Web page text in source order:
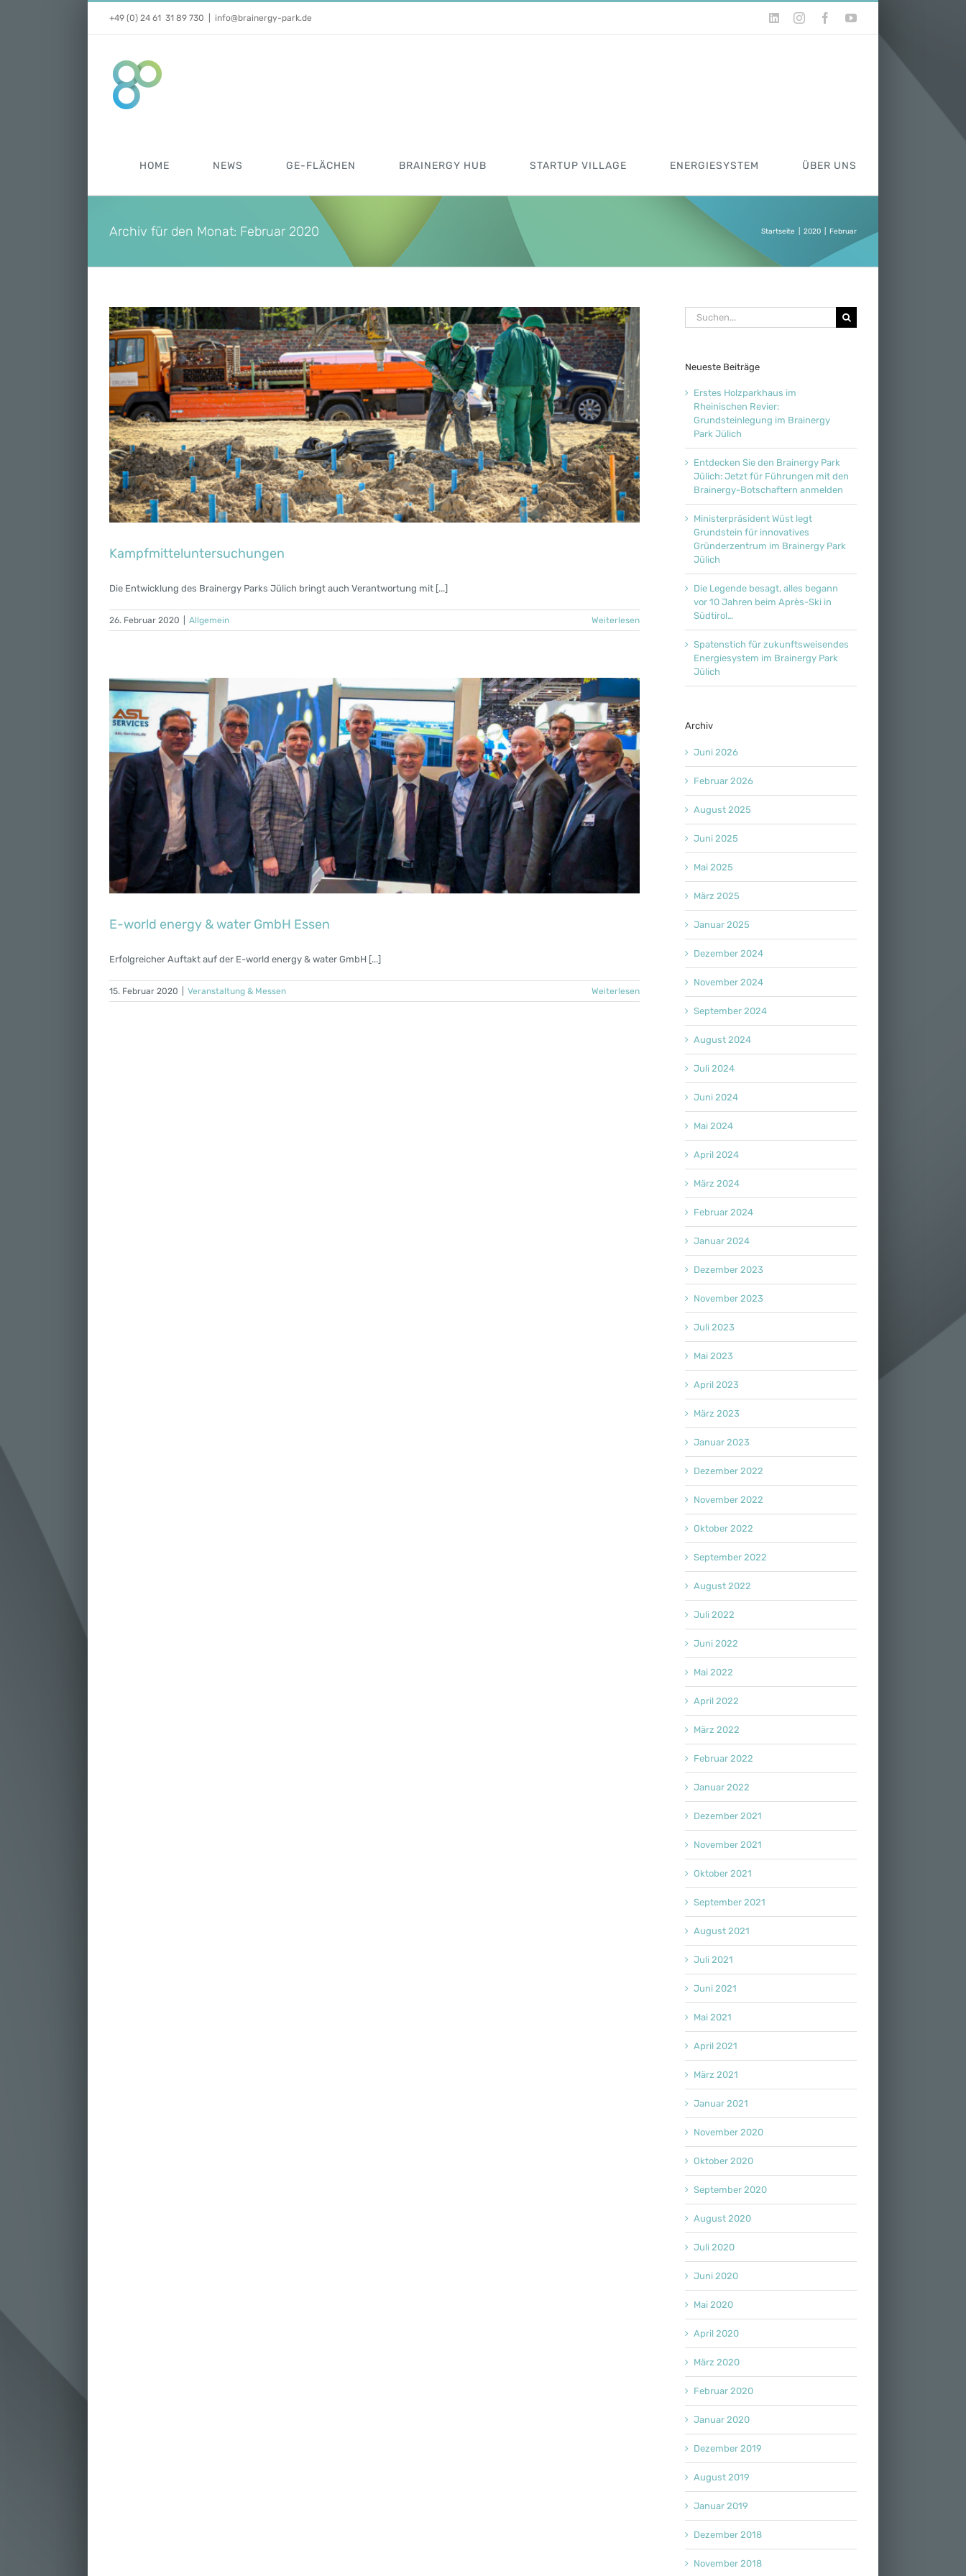
+49 (0) 24 61 31 89 730 info@brainergy-park.de LinkedInInstagramFacebookYouTube
HOME NEWS GE-FLÄCHEN BRAINERGY HUB STARTUP VILLAGE ENERGIESYSTEM ÜBER UNS
Archiv für den Monat: Februar 2020 Startseite 2020 Februar
Kampfmitteluntersuchungen
Die Entwicklung des Brainergy Parks Jülich bringt auch Verantwortung mit [...]
26. Februar 2020 Allgemein Weiterlesen
E-world energy & water GmbH Essen
Erfolgreicher Auftakt auf der E-world energy & water GmbH [...]
15. Februar 2020 Veranstaltung & Messen Weiterlesen
Suche
nach:
Neueste Beiträge
Erstes Holzparkhaus im
Rheinischen Revier:
Grundsteinlegung im Brainergy
Park Jülich
Entdecken Sie den Brainergy Park
Jülich: Jetzt für Führungen mit den
Brainergy-Botschaftern anmelden
Ministerpräsident Wüst legt
Grundstein für innovatives
Gründerzentrum im Brainergy Park
Jülich
Die Legende besagt, alles begann
vor 10 Jahren beim Après-Ski in
Südtirol…
Spatenstich für zukunftsweisendes
Energiesystem im Brainergy Park
Jülich
Archiv
Juni 2026
Februar 2026
August 2025
Juni 2025
Mai 2025
März 2025
Januar 2025
Dezember 2024
November 2024
September 2024
August 2024
Juli 2024
Juni 2024
Mai 2024
April 2024
März 2024
Februar 2024
Januar 2024
Dezember 2023
November 2023
Juli 2023
Mai 2023
April 2023
März 2023
Januar 2023
Dezember 2022
November 2022
Oktober 2022
September 2022
August 2022
Juli 2022
Juni 2022
Mai 2022
April 2022
März 2022
Februar 2022
Januar 2022
Dezember 2021
November 2021
Oktober 2021
September 2021
August 2021
Juli 2021
Juni 2021
Mai 2021
April 2021
März 2021
Januar 2021
November 2020
Oktober 2020
September 2020
August 2020
Juli 2020
Juni 2020
Mai 2020
April 2020
März 2020
Februar 2020
Januar 2020
Dezember 2019
August 2019
Januar 2019
Dezember 2018
November 2018